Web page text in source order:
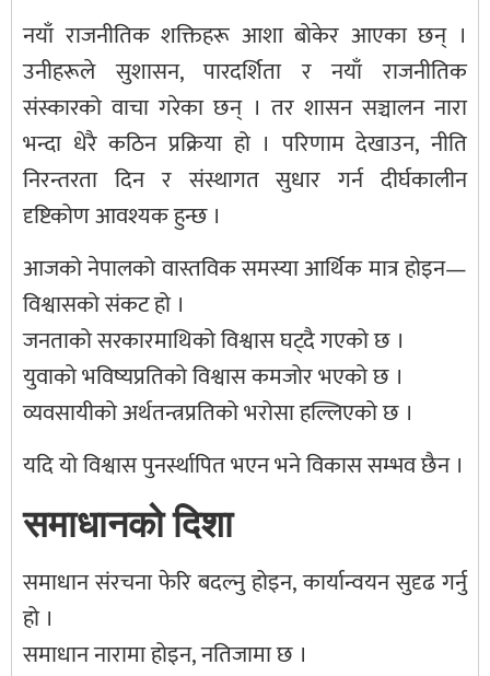
नयाँ राजनीतिक शक्तिहरू आशा बोकेर आएका छन् ।
उनीहरूले सुशासन, पारदर्शिता र नयाँ राजनीतिक
संस्कारको वाचा गरेका छन् । तर शासन सञ्चालन नारा
भन्दा धेरै कठिन प्रक्रिया हो । परिणाम देखाउन, नीति
निरन्तरता दिन र संस्थागत सुधार गर्न दीर्घकालीन
दृष्टिकोण आवश्यक हुन्छ ।
आजको नेपालको वास्तविक समस्या आर्थिक मात्र होइन—
विश्वासको संकट हो ।
जनताको सरकारमाथिको विश्वास घट्दै गएको छ ।
युवाको भविष्यप्रतिको विश्वास कमजोर भएको छ ।
व्यवसायीको अर्थतन्त्रप्रतिको भरोसा हल्लिएको छ ।
यदि यो विश्वास पुनर्स्थापित भएन भने विकास सम्भव छैन ।
समाधानको दिशा
समाधान संरचना फेरि बदल्नु होइन, कार्यान्वयन सुदृढ गर्नु
हो ।
समाधान नारामा होइन, नतिजामा छ ।